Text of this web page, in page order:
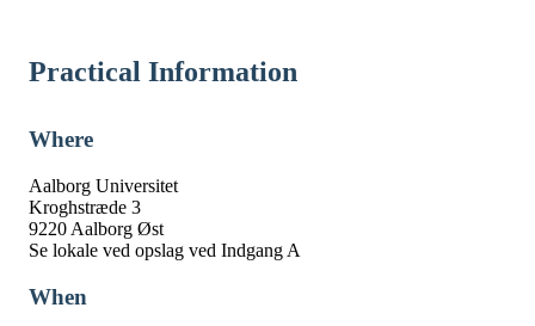
Practical Information
Where
Aalborg Universitet
Kroghstræde 3
9220 Aalborg Øst
Se lokale ved opslag ved Indgang A
When